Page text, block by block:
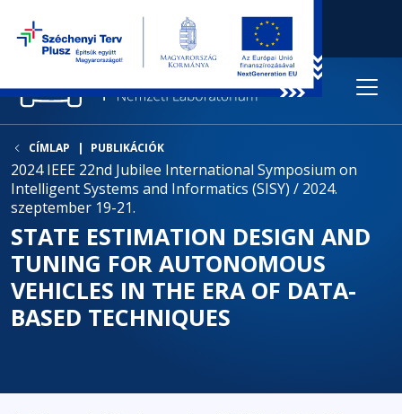
CÍMLAP PUBLIKÁCIÓK
2024 IEEE 22nd Jubilee International Symposium on
Intelligent Systems and Informatics (SISY) / 2024.
szeptember 19-21.
STATE ESTIMATION DESIGN AND
TUNING FOR AUTONOMOUS
VEHICLES IN THE ERA OF DATA-
BASED TECHNIQUES